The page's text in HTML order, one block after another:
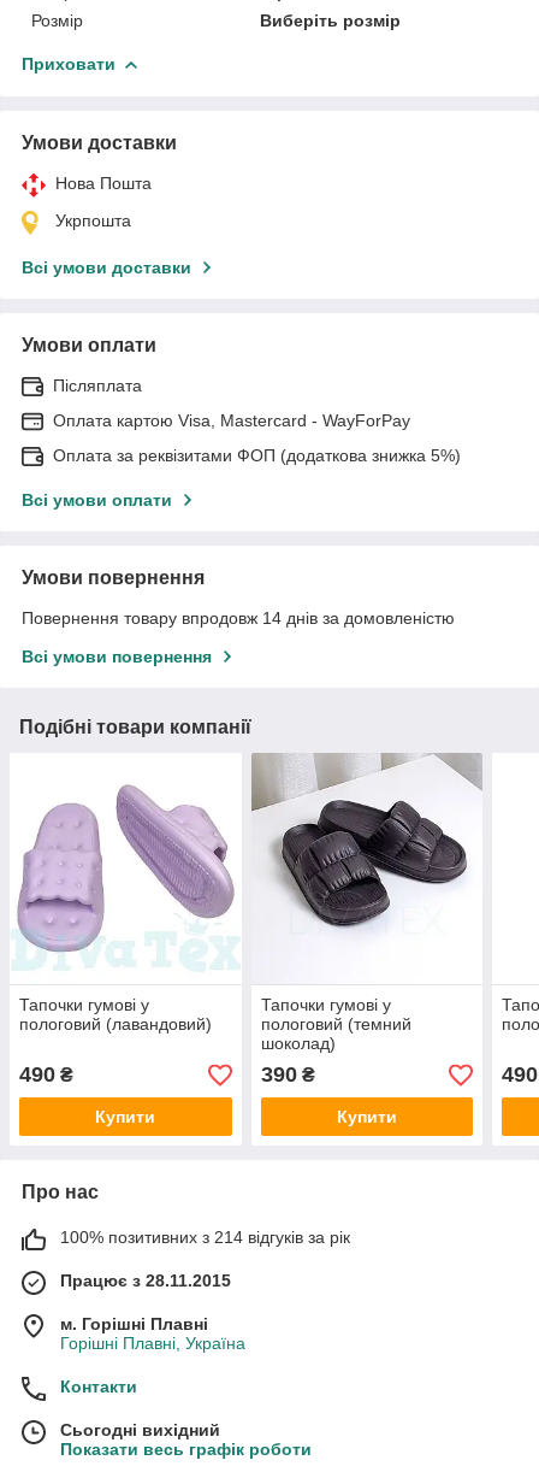
Розмір
Виберіть розмір
Приховати
Умови доставки
Нова Пошта
Укрпошта
Всі умови доставки
Умови оплати
Післяплата
Оплата картою Visa, Mastercard - WayForPay
Оплата за реквізитами ФОП (додаткова знижка 5%)
Всі умови оплати
Умови повернення
Повернення товару впродовж 14 днів за домовленістю
Всі умови повернення
Подібні товари компанії
Тапочки гумові у
пологовий (лавандовий)
490 ₴
Купити
Тапочки гумові у
пологовий (темний
шоколад)
390₴
Купити
490
Про нас
100% позитивних з 214 відгуків за рік
Працює з 28.11.2015
м. Горішні Плавні
Горішні Плавні, Україна
Контакти
Сьогодні вихідний
Показати весь графік роботи